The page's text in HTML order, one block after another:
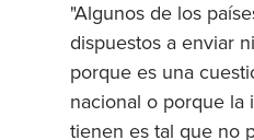
"Algunos de los
dispuestos a enviar
porque es una
nacional o porque la
tienen es tal que no